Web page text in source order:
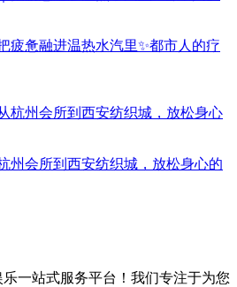
疲惫融进温热水汽里✨都市人的疗
州会所到西安纺织城，放松身心的
一站式服务平台！我们专注于为您